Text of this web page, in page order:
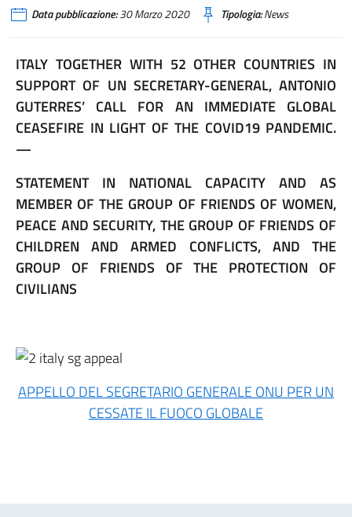
Data pubblicazione:30 Marzo 2020 Tipologia:News
ITALY TOGETHER WITH 52 OTHER COUNTRIES IN
SUPPORT OF UN SECRETARY-GENERAL, ANTONIO
GUTERRES’ CALL FOR AN IMMEDIATE GLOBAL
CEASEFIRE IN LIGHT OF THE COVID19 PANDEMIC.
—
STATEMENT IN NATIONAL CAPACITY AND AS
MEMBER OF THE GROUP OF FRIENDS OF WOMEN,
PEACE AND SECURITY, THE GROUP OF FRIENDS OF
CHILDREN AND ARMED CONFLICTS, AND THE
GROUP OF FRIENDS OF THE PROTECTION OF
CIVILIANS
APPELLO DEL SEGRETARIO GENERALE ONU PER UN
CESSATE IL FUOCO GLOBALE